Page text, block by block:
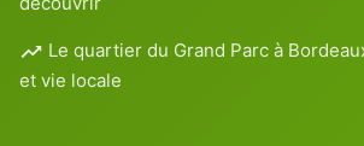
Le quartier du Grand Parc à
et vie locale